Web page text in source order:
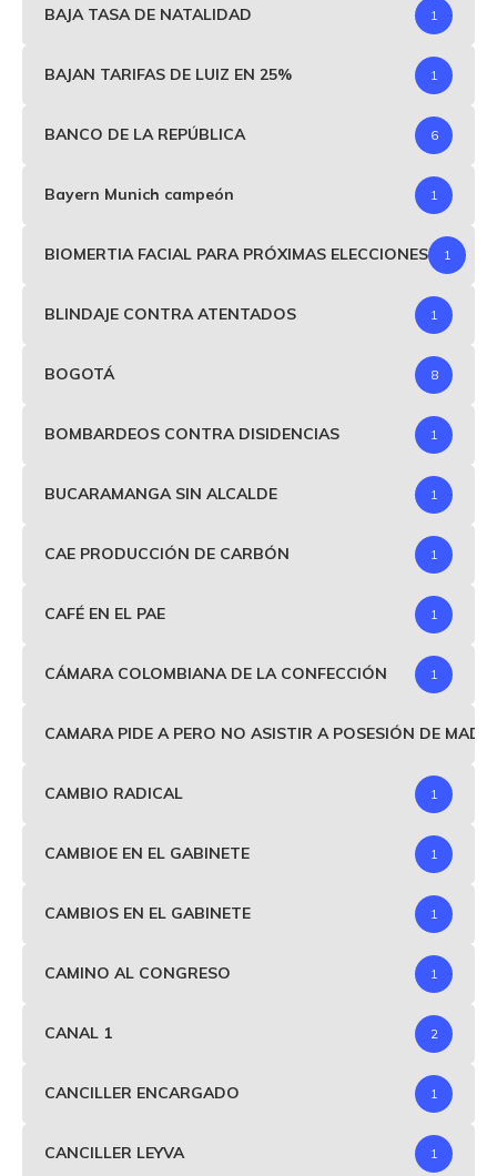
BAJA TASA DE NATALIDAD 1
BAJAN TARIFAS DE LUIZ EN 25% 1
BANCO DE LA REPÚBLICA 6
Bayern Munich campeón 1
BIOMERTIA FACIAL PARA PRÓXIMAS ELECCIONES 1
BLINDAJE CONTRA ATENTADOS 1
BOGOTÁ 8
BOMBARDEOS CONTRA DISIDENCIAS 1
BUCARAMANGA SIN ALCALDE 1
CAE PRODUCCIÓN DE CARBÓN 1
CAFÉ EN EL PAE 1
CÁMARA COLOMBIANA DE LA CONFECCIÓN 1
CAMARA PIDE A PERO NO ASISTIR A POSESIÓN DE
CAMBIO RADICAL 1
CAMBIOE EN EL GABINETE 1
CAMBIOS EN EL GABINETE 1
CAMINO AL CONGRESO 1
CANAL 1 2
CANCILLER ENCARGADO 1
CANCILLER LEYVA 1